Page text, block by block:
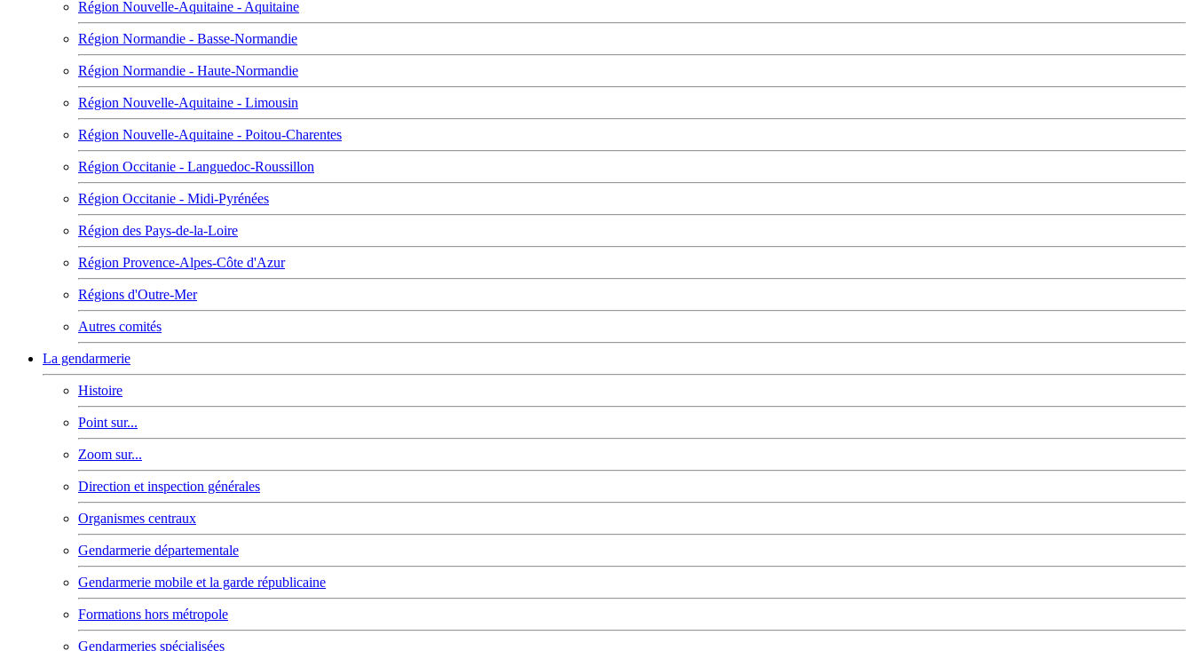
Région Nouvelle-Aquitaine - Aquitaine
Région Normandie - Basse-Normandie
Région Normandie - Haute-Normandie
Région Nouvelle-Aquitaine - Limousin
Région Nouvelle-Aquitaine - Poitou-Charentes
Région Occitanie - Languedoc-Roussillon
Région Occitanie - Midi-Pyrénées
Région des Pays-de-la-Loire
Région Provence-Alpes-Côte d'Azur
Régions d'Outre-Mer
Autres comités
La gendarmerie
Histoire
Point sur...
Zoom sur...
Direction et inspection générales
Organismes centraux
Gendarmerie départementale
Gendarmerie mobile et la garde républicaine
Formations hors métropole
Gendarmeries spécialisées